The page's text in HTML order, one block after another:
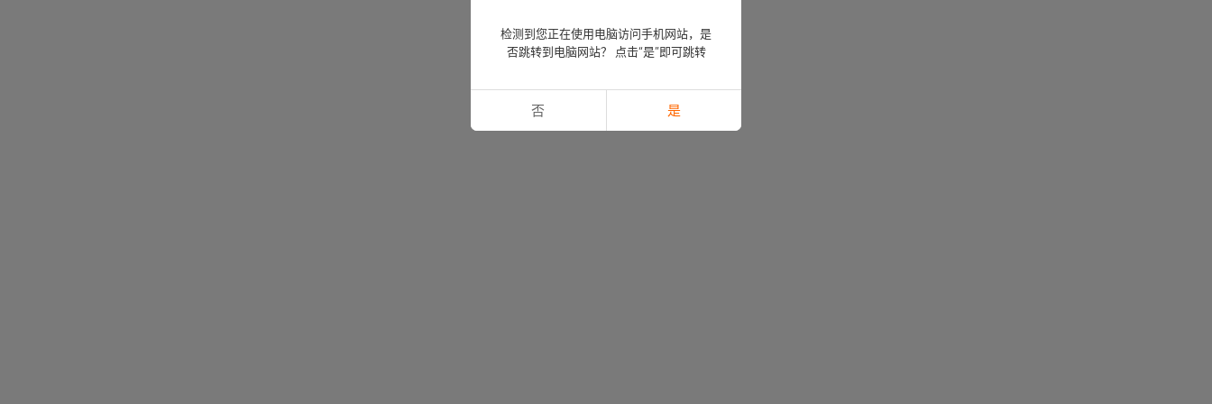
检测到您正在使用电脑访问手机网站，是
否跳转到电脑网站？ 点击“是”即可跳转
否 是